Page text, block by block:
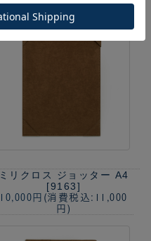
ミリクロス ジョッター A4
[9163]
10,000円 (消費税込:11,000
円)